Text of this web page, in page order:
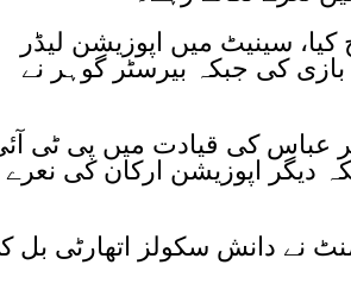
سینیٹ میں اپوزیشن لیڈر
کی جبکہ بیرسٹر گوہر نے
عباس کی قیادت میں پی ٹی
دیگر اپوزیشن ارکان کی نعرے
نے دانش سکولز اتھارٹی بل